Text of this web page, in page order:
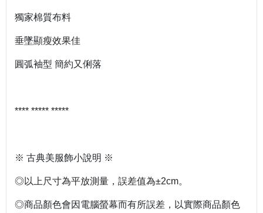
獨家棉質布料
垂墜顯瘦效果佳
圓弧袖型 簡約又俐落
**** ***** *****
※ 古典美服飾小說明 ※
◎以上尺寸為平放測量，誤差值為±2cm。
◎商品顏色會因電腦螢幕而有所誤差，以實際商品顏色